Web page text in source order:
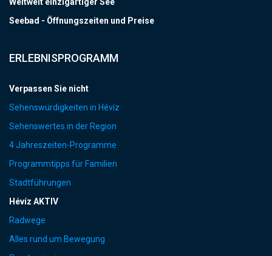
Weltweit einzigartiger See
Seebad - Öffnungszeiten und Preise
ERLEBNISPROGRAMM
Verpassen Sie nicht
Sehenswürdigkeiten in Hévíz
Sehenswertes in der Region
4 Jahreszeiten-Programme
Programmtipps für Familien
Stadtführungen
Hévíz AKTIV
Radwege
Alles rund um Bewegung